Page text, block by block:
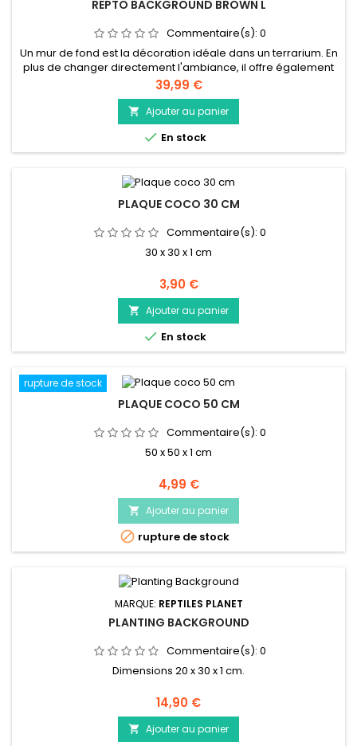
REPTO BACKGROUND BROWN L
Commentaire(s): 0
Un mur de fond est la décoration idéale dans un terrarium. En
plus de changer directement l'ambiance, il offre également
des possibilités d'escalade supplémentaires et un sentiment
de sécurité aux animaux. Fond arrière pour créer
instantanément une atmosphère désertique dans votre
terrarium Equipé de rainures à l'arrière pour un
acheminement facile des...
Prix
39,99 €
 Ajouter au panier
 En stock
PLAQUE COCO 30 CM
Commentaire(s): 0
30 x 30 x 1 cm
Prix
3,90 €
 Ajouter au panier
 En stock
rupture de stock
PLAQUE COCO 50 CM
Commentaire(s): 0
50 x 50 x 1 cm
Prix
4,99 €
 Ajouter au panier
 rupture de stock
MARQUE: REPTILES PLANET
PLANTING BACKGROUND
Commentaire(s): 0
Dimensions 20 x 30 x 1 cm.
Prix
14,90 €
 Ajouter au panier